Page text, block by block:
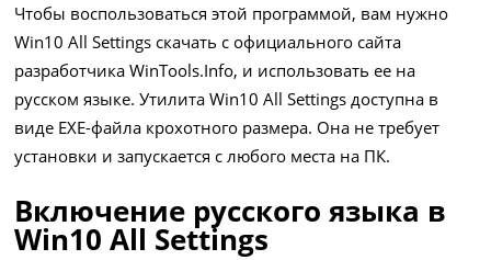
Чтобы воспользоваться этой программой, вам нужно
Win10 All Settings скачать с официального сайта
разработчика WinTools.Info, и использовать ее на
русском языке. Утилита Win10 All Settings доступна в
виде EXE-файла крохотного размера. Она не требует
установки и запускается с любого места на ПК.
Включение русского языка в
Win10 All Settings